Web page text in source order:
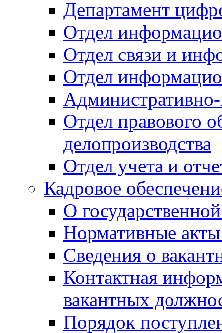
Департамент
Отдел
Отдел связи и
Отдел
Отдел правового
делопроизводства
Отдел учета и
Кадровое
О
Нормативные акты
Сведения о
Контактная
вакантных
Порядок